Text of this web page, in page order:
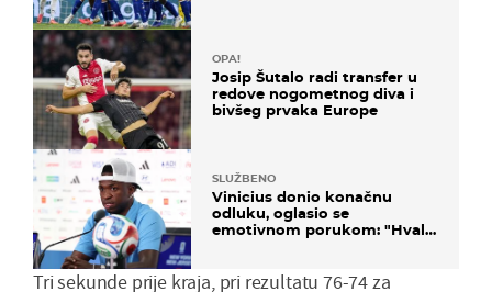
OPA!
Josip Šutalo radi transfer u
redove nogometnog diva i
bivšeg prvaka Europe
SLUŽBENO
Vinicius donio konačnu
odluku, oglasio se
emotivnom porukom: "Hvala
Tri sekunde prije kraja, pri rezultatu 76-74 za